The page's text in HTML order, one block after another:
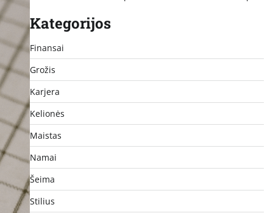
Kategorijos
Finansai
Grožis
Karjera
Kelionės
Maistas
Namai
Šeima
Stilius